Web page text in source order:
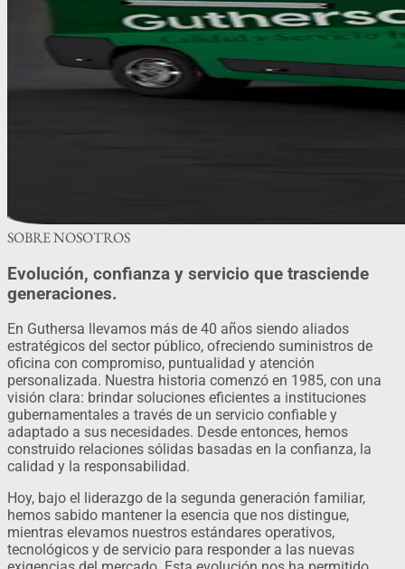
SOBRE NOSOTROS
Evolución, confianza y servicio que trasciende
generaciones.
En Guthersa llevamos más de 40 años siendo aliados
estratégicos del sector público, ofreciendo suministros de
oficina con compromiso, puntualidad y atención
personalizada. Nuestra historia comenzó en 1985, con una
visión clara: brindar soluciones eficientes a instituciones
gubernamentales a través de un servicio confiable y
adaptado a sus necesidades. Desde entonces, hemos
construido relaciones sólidas basadas en la confianza, la
calidad y la responsabilidad.
Hoy, bajo el liderazgo de la segunda generación familiar,
hemos sabido mantener la esencia que nos distingue,
mientras elevamos nuestros estándares operativos,
tecnológicos y de servicio para responder a las nuevas